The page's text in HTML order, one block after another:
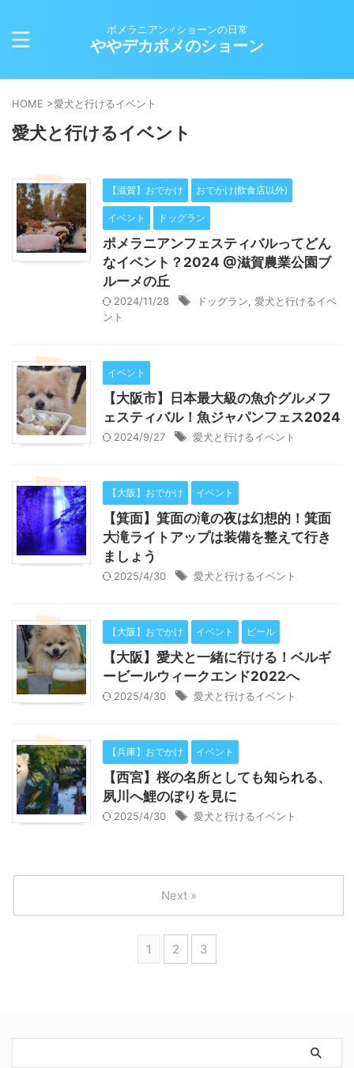
ポメラニアン♂ショーンの日常
ややデカポメのショーン
HOME >愛犬と行けるイベント
愛犬と行けるイベント
【滋賀】おでかけ おでかけ(飲食店以外)
イベント ドッグラン
ポメラニアンフェスティバルってどん
なイベント？2024 @滋賀農業公園ブ
ルーメの丘
2024/11/28 ドッグラン 愛犬と行けるイベ
ント
イベント
【大阪市】日本最大級の魚介グルメフ
ェスティバル！魚ジャパンフェス2024
2024/9/27 愛犬と行けるイベント
【大阪】おでかけ イベント
【箕面】箕面の滝の夜は幻想的！箕面
大滝ライトアップは装備を整えて行き
ましょう
2025/4/30 愛犬と行けるイベント
【大阪】おでかけ イベント ビール
【大阪】愛犬と一緒に行ける！ベルギ
ービールウィークエンド2022へ
2025/4/30 愛犬と行けるイベント
【兵庫】おでかけ イベント
【西宮】桜の名所としても知られる、
夙川へ鯉のぼりを見に
2025/4/30 愛犬と行けるイベント
1 2 3
Next »